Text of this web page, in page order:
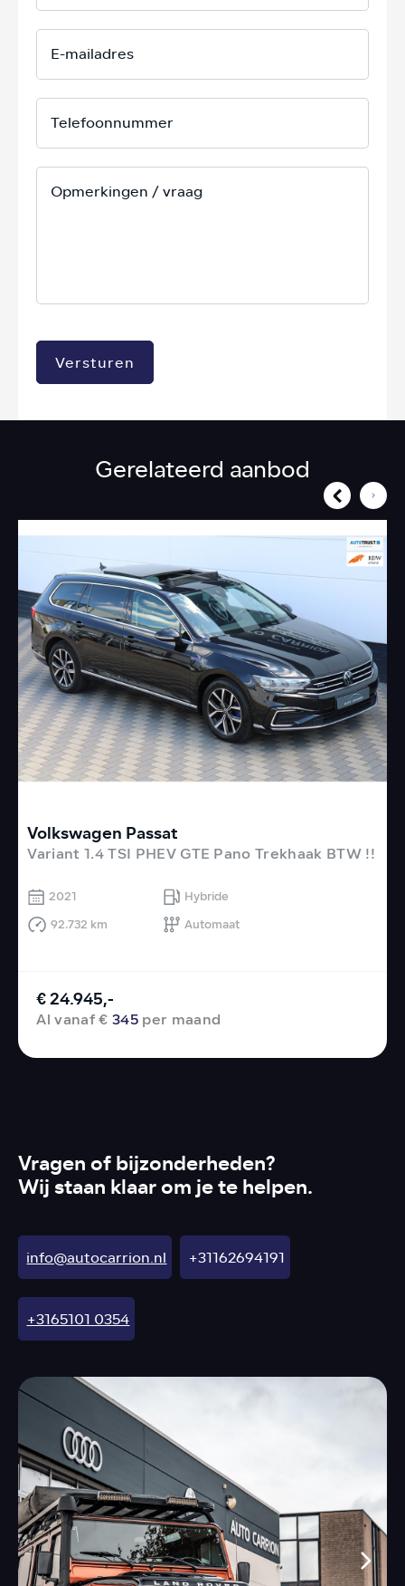
Versturen
Gerelateerd aanbod
Volkswagen Passat
Variant 1.4 TSI PHEV GTE Pano Trekhaak BTW !!
2021
Hybride
92.732 km
Automaat
€ 24.945,-
Al vanaf €345 per maand
Vragen of bijzonderheden?
Wij staan klaar om je te helpen.
info@autocarrion.nl +31162694191
+3165101 0354